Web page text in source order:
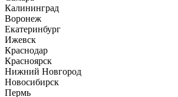
Калининград
Воронеж
Екатеринбург
Ижевск
Краснодар
Красноярск
Нижний Новгород
Новосибирск
Пермь